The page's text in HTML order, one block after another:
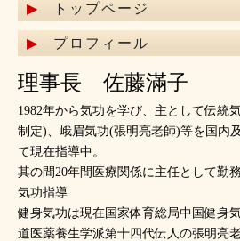
トップページ
プロフィール
理事長 佐藤滿子
1982年から気功を学び、主として伝統
制定)、峨眉気功(張明亮老師)等を国内
て現在指導中。
其の間20年間医療関係に主任として勤
気功指導
健身気功は現在国家体育総局中国健身
道医薬養生学派第十四代伝人の張明亮